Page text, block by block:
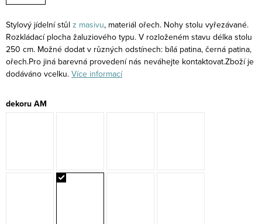
Stylový jídelní stůl z masivu, materiál ořech. Nohy stolu vyřezávané.
Rozkládací plocha žaluziového typu. V rozloženém stavu délka stolu
250 cm. Možné dodat v různých odstínech: bílá patina, černá patina,
ořech.Pro jiná barevná provedení nás neváhejte kontaktovat.Zboží je
dodáváno vcelku. Více informací
dekoru AM